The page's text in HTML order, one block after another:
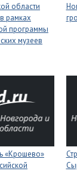
области
рамках
программы
музеев
«Крошево»